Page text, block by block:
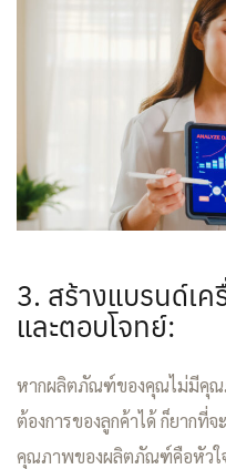
3. สร้างแบรนด์เ
และตอบโจทย์:
หากผลิตภัณฑ์ของคุณไม่มีคุณ
ต้องการของลูกค้าได้ ก็ยากที่
คุณภาพของผลิตภัณฑ์คือหัวใ